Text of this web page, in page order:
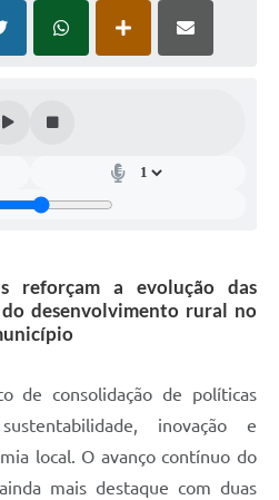
de Diretrizes Orçamentárias -
reforçam a evolução das
desenvolvimento rural no
de consolidação de políticas
inovação e
local. O avanço contínuo do
mais destaque com duas